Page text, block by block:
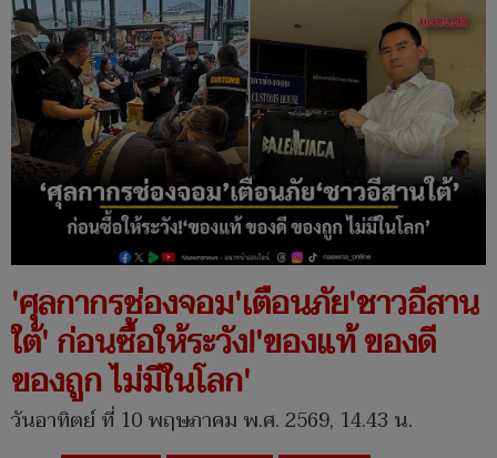
'ศุลกากรช่องจอม'เตือนภัย'ชาวอีสาน
ใต้' ก่อนซื้อให้ระวัง!'ของแท้ ของดี
ของถูก ไม่มีในโลก'
วันอาทิตย์ ที่ 10 พฤษภาคม พ.ศ. 2569, 14.43 น.